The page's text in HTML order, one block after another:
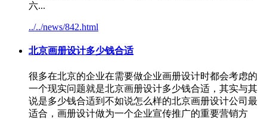
六...
../../news/842.html
北京画册设计多少钱合适
很多在北京的企业在需要做企业画册设计时都会考虑的
一个现实问题就是北京画册设计多少钱合适，其实与其
说是多少钱合适到不如说怎么样的北京画册设计公司最
适合，画册设计做为一个企业宣传推广的重要营销方